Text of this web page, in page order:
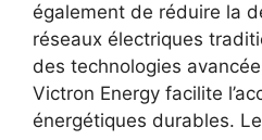
également de réduire la
réseaux électriques
des technologies
Victron Energy facilite
énergétiques durables.